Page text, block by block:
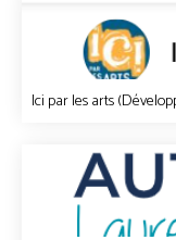
Ici par les arts